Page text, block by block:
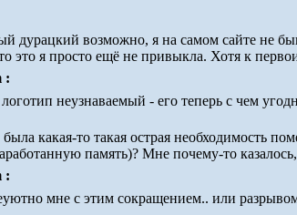
дурацкий возможно, я на самом сайте не
это я просто ещё не привыкла. Хотя к
:
неузнаваемый - его теперь с чем
какая-то такая острая необходимость
память)? Мне почему-то
:
мне с этим сокращением.. или